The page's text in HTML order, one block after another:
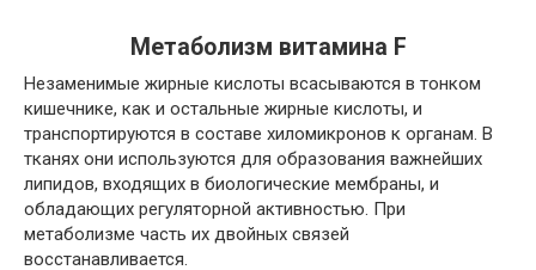
Метаболизм витамина F
Незаменимые жирные кислоты всасываются в тонком
кишечнике, как и остальные жирные кислоты, и
транспортируются в составе хиломикронов к органам. В
тканях они используются для образования важнейших
липидов, входящих в биологические мембраны, и
обладающих регуляторной активностью. При
метаболизме часть их двойных связей
восстанавливается.